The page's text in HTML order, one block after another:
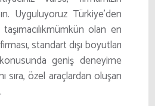
Uyguluyoruz Türkiye’den
mümkün olan en
standart dışı boyutları
geniş deneyime
sıra, özel araçlardan oluşan